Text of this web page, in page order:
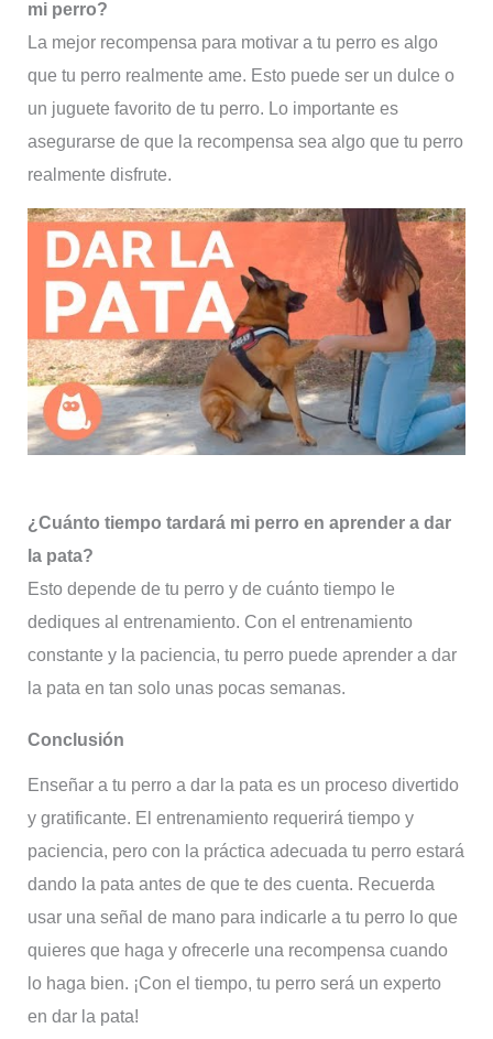
mi perro?
La mejor recompensa para motivar a tu perro es algo
que tu perro realmente ame. Esto puede ser un dulce o
un juguete favorito de tu perro. Lo importante es
asegurarse de que la recompensa sea algo que tu perro
realmente disfrute.
¿Cuánto tiempo tardará mi perro en aprender a dar
la pata?
Esto depende de tu perro y de cuánto tiempo le
dediques al entrenamiento. Con el entrenamiento
constante y la paciencia, tu perro puede aprender a dar
la pata en tan solo unas pocas semanas.
Conclusión
Enseñar a tu perro a dar la pata es un proceso divertido
y gratificante. El entrenamiento requerirá tiempo y
paciencia, pero con la práctica adecuada tu perro estará
dando la pata antes de que te des cuenta. Recuerda
usar una señal de mano para indicarle a tu perro lo que
quieres que haga y ofrecerle una recompensa cuando
lo haga bien. ¡Con el tiempo, tu perro será un experto
en dar la pata!